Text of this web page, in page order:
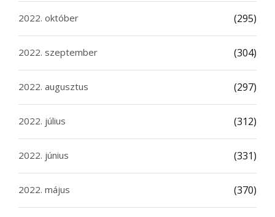
2022. október (295)
2022. szeptember (304)
2022. augusztus (297)
2022. július (312)
2022. június (331)
2022. május (370)